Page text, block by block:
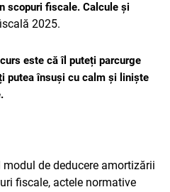
scopuri fiscale. Calcule și
2025.
este că îl puteți parcurge
putea însuși cu calm și liniște
modul de deducere amortizării
fiscale, actele normative